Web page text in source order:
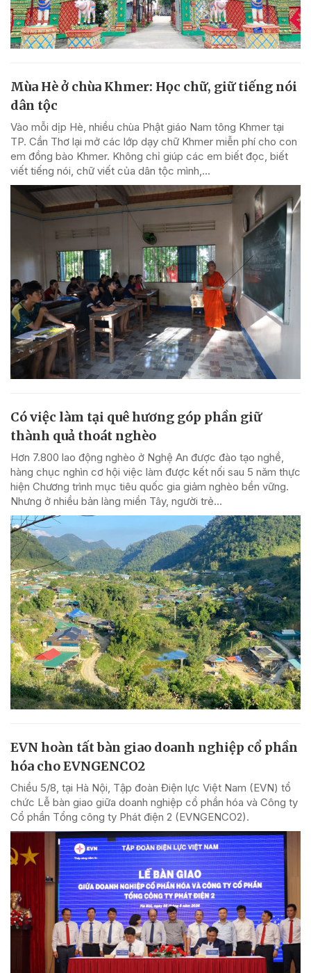
Mùa Hè ở chùa Khmer: Học chữ, giữ tiếng nói
dân tộc
Vào mỗi dịp Hè, nhiều chùa Phật giáo Nam tông Khmer tại
TP. Cần Thơ lại mở các lớp dạy chữ Khmer miễn phí cho con
em đồng bào Khmer. Không chỉ giúp các em biết đọc, biết
viết tiếng nói, chữ viết của dân tộc mình,...
Có việc làm tại quê hương góp phần giữ
thành quả thoát nghèo
Hơn 7.800 lao động nghèo ở Nghệ An được đào tạo nghề,
hàng chục nghìn cơ hội việc làm được kết nối sau 5 năm thực
hiện Chương trình mục tiêu quốc gia giảm nghèo bền vững.
Nhưng ở nhiều bản làng miền Tây, người trẻ...
EVN hoàn tất bàn giao doanh nghiệp cổ phần
hóa cho EVNGENCO2
Chiều 5/8, tại Hà Nội, Tập đoàn Điện lực Việt Nam (EVN) tổ
chức Lễ bàn giao giữa doanh nghiệp cổ phần hóa và Công ty
Cổ phần Tổng công ty Phát điện 2 (EVNGENCO2).